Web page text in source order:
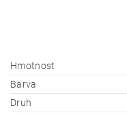
Hmotnost
Barva
Druh